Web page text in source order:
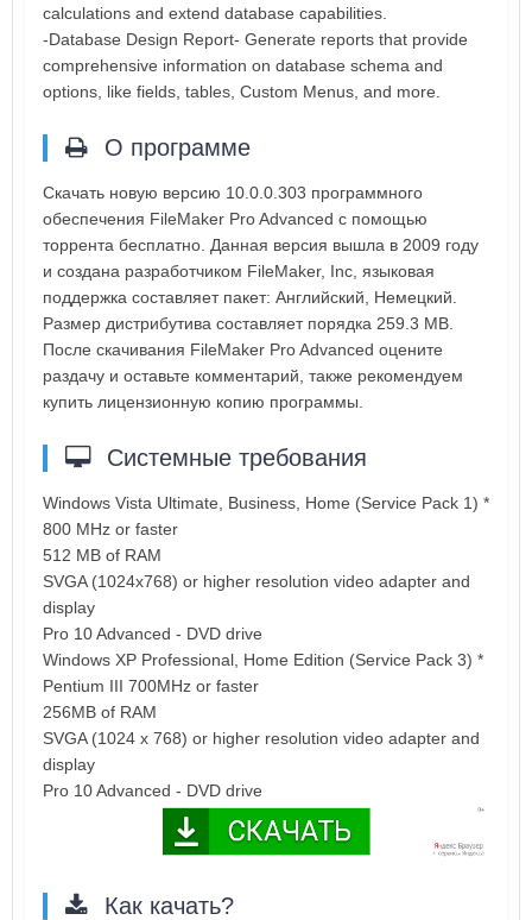
calculations and extend database capabilities.
-Database Design Report- Generate reports that provide
comprehensive information on database schema and
options, like fields, tables, Custom Menus, and more.
О программе
Скачать новую версию 10.0.0.303 программного
обеспечения FileMaker Pro Advanced с помощью
торрента бесплатно. Данная версия вышла в 2009 году
и создана разработчиком FileMaker, Inc, языковая
поддержка составляет пакет: Английский, Немецкий.
Размер дистрибутива составляет порядка 259.3 MB.
После скачивания FileMaker Pro Advanced оцените
раздачу и оставьте комментарий, также рекомендуем
купить лицензионную копию программы.
Системные требования
Windows Vista Ultimate, Business, Home (Service Pack 1) *
800 MHz or faster
512 MB of RAM
SVGA (1024x768) or higher resolution video adapter and
display
Pro 10 Advanced - DVD drive
Windows XP Professional, Home Edition (Service Pack 3) *
Pentium III 700MHz or faster
256MB of RAM
SVGA (1024 x 768) or higher resolution video adapter and
display
Pro 10 Advanced - DVD drive
Как качать?